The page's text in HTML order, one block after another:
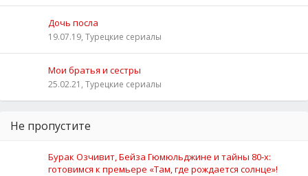
Дочь посла
19.07.19, Турецкие сериалы
Мои братья и сестры
25.02.21, Турецкие сериалы
Не пропустите
Бурак Озчивит, Бейза Гюмюльджине и тайны 80‑х:
готовимся к премьере «Там, где рождается солнце»!